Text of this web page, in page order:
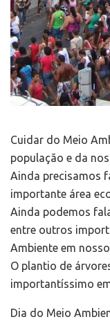
Cuidar do Meio
população e da
Ainda precisamos
importante área
Ainda podemos
entre outros
Ambiente em
O plantio de
importantíssimo
Dia do Meio